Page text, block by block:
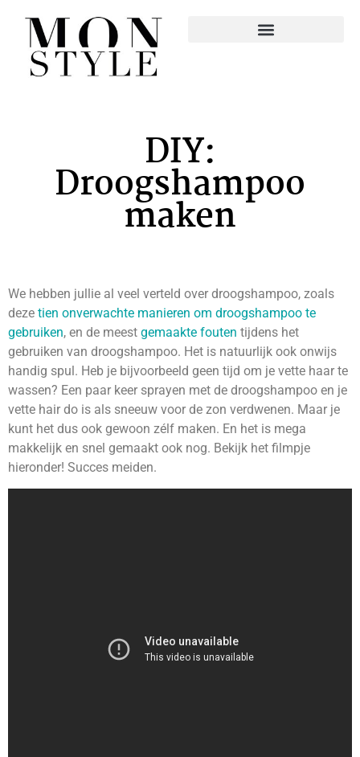
DIY:
Droogshampoo
maken
We hebben jullie al veel verteld over droogshampoo, zoals
deze tien onverwachte manieren om droogshampoo te
gebruiken, en de meest gemaakte fouten tijdens het
gebruiken van droogshampoo. Het is natuurlijk ook onwijs
handig spul. Heb je bijvoorbeeld geen tijd om je vette haar te
wassen? Een paar keer sprayen met de droogshampoo en je
vette hair do is als sneeuw voor de zon verdwenen. Maar je
kunt het dus ook gewoon zélf maken. En het is mega
makkelijk en snel gemaakt ook nog. Bekijk het filmpje
hieronder! Succes meiden.